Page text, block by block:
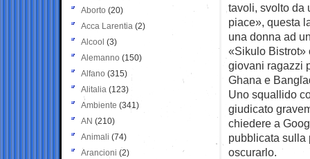
tavoli, svolto da
piace», questa
una donna ad
«Sikulo Bistrot»
giovani ragazzi
Ghana e
Uno squallido
giudicato
chiedere a
pubblicata sulla
oscurarlo.
Aborto (20)
Acca Larentia (2)
Alcool (3)
Alemanno (150)
Alfano (315)
Alitalia (123)
Ambiente (341)
AN (210)
Animali (74)
Arancioni (2)